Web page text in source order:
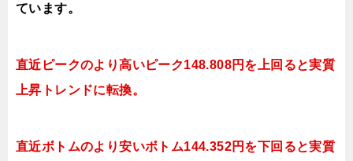
ています。
直近ピークのより高いピーク148.808円を上回ると実質
上昇トレンドに転換。
直近ボトムのより安いボトム144.352円を下回ると実質